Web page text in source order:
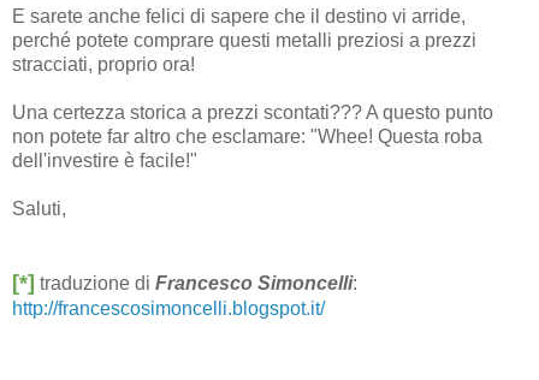
E sarete anche felici di sapere che il destino vi arride,
perché potete comprare questi metalli preziosi a prezzi
stracciati, proprio ora!
Una certezza storica a prezzi scontati??? A questo punto
non potete far altro che esclamare: "Whee! Questa roba
dell'investire è facile!"
Saluti,
[*] traduzione di Francesco Simoncelli:
http://francescosimoncelli.blogspot.it/